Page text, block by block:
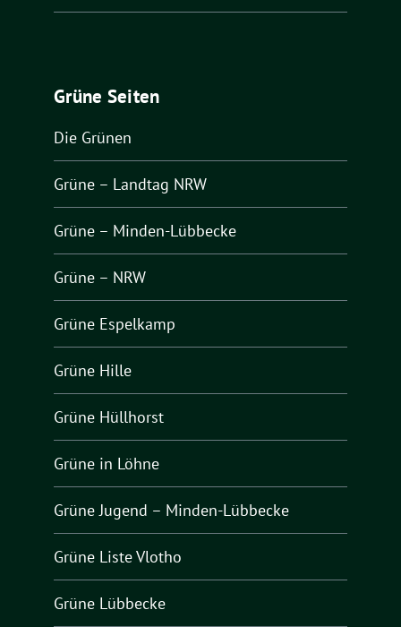
Grüne Seiten
Die Grünen
Grüne – Landtag NRW
Grüne – Minden-Lübbecke
Grüne – NRW
Grüne Espelkamp
Grüne Hille
Grüne Hüllhorst
Grüne in Löhne
Grüne Jugend – Minden-Lübbecke
Grüne Liste Vlotho
Grüne Lübbecke